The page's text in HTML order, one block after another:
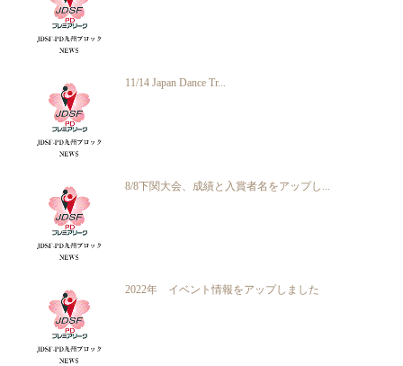
11/14 Japan Dance Tr...
8/8下関大会、成績と入賞者名をアップし...
2022年 イベント情報をアップしました